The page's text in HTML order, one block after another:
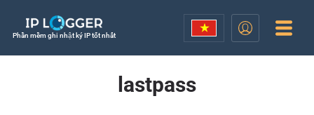
Phần mềm ghi nhật ký IP tốt nhất
lastpass